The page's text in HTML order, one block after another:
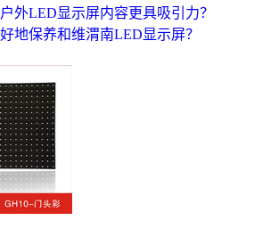
外LED显示屏内容更具吸引力？​
地保养和维渭南LED显示屏？